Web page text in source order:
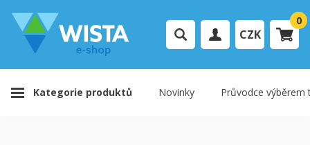
Registrace uživatele
CZK
0
Kategorie produktů Novinky Průvodce výběrem